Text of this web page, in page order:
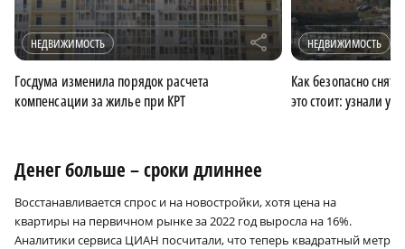
НЕДВИЖИМОСТЬ r
Госдума изменила порядок расчета
компенсации за жилье при КРТ
НЕДВИЖИМОСТЬ
Как безопасно
это стоит: узнали у
Денег больше – сроки длиннее
Восстанавливается спрос и на новостройки, хотя цена на
квартиры на первичном рынке за 2022 год выросла на 16%.
Аналитики сервиса ЦИАН посчитали, что теперь квадратный метр